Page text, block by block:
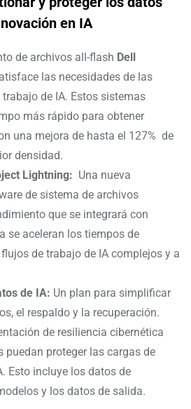
en IA
de archivos all-flash Dell
las necesidades de las
de IA. Estos sistemas
más rápido para obtener
una mejora de hasta el 127% de
densidad.
Lightning: Una nueva
de sistema de archivos
que se integrará con
se aceleran los tiempos de
de trabajo de IA complejos y a
de IA: Un plan para simplificar
el respaldo y la recuperación.
de resiliencia cibernética
puedan proteger las cargas de
Esto incluye los datos de
y los datos de salida.